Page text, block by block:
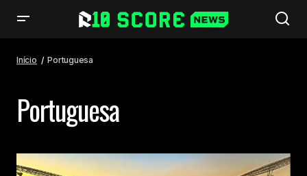
Início Portuguesa
Portuguesa